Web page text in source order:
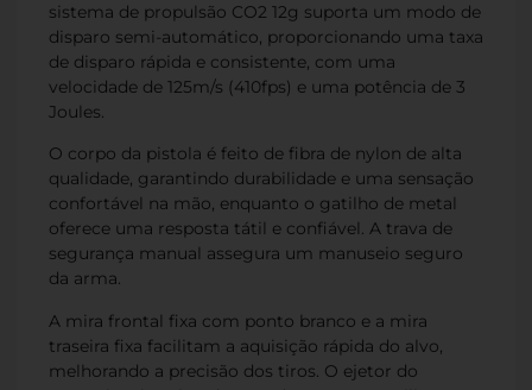
sistema de propulsão CO2 12g suporta um modo de
disparo semi-automático, proporcionando uma taxa
de disparo rápida e consistente, com uma
velocidade de 125m/s (410fps) e uma potência de 3
Joules.
O corpo da pistola é feito de fibra de nylon de alta
qualidade, garantindo durabilidade e uma sensação
confortável na mão, enquanto o gatilho de metal
oferece uma resposta tátil e confiável. A trava de
segurança manual assegura um manuseio seguro
da arma.
A mira frontal fixa com ponto branco e a mira
traseira fixa facilitam a aquisição rápida do alvo,
melhorando a precisão dos tiros. O ejetor do